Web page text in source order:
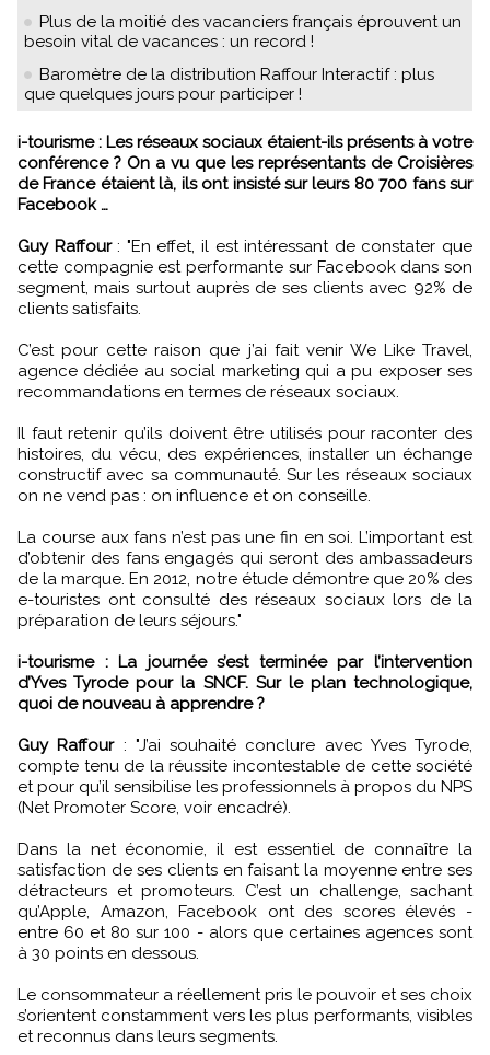
Plus de la moitié des vacanciers français éprouvent un
besoin vital de vacances : un record !
Baromètre de la distribution Raffour Interactif : plus
que quelques jours pour participer !
i-tourisme : Les réseaux sociaux étaient-ils présents à votre
conférence ? On a vu que les représentants de Croisières
de France étaient là, ils ont insisté sur leurs 80 700 fans sur
Facebook …
Guy Raffour: "En effet, il est intéressant de constater que
cette compagnie est performante sur Facebook dans son
segment, mais surtout auprès de ses clients avec 92% de
clients satisfaits.
C’est pour cette raison que j’ai fait venir We Like Travel,
agence dédiée au social marketing qui a pu exposer ses
recommandations en termes de réseaux sociaux.
Il faut retenir qu’ils doivent être utilisés pour raconter des
histoires, du vécu, des expériences, installer un échange
constructif avec sa communauté. Sur les réseaux sociaux
on ne vend pas : on influence et on conseille.
La course aux fans n’est pas une fin en soi. L’important est
d’obtenir des fans engagés qui seront des ambassadeurs
de la marque. En 2012, notre étude démontre que 20% des
e-touristes ont consulté des réseaux sociaux lors de la
préparation de leurs séjours."
i-tourisme : La journée s’est terminée par l’intervention
d’Yves Tyrode pour la SNCF. Sur le plan technologique,
quoi de nouveau à apprendre ?
Guy Raffour: "J’ai souhaité conclure avec Yves Tyrode,
compte tenu de la réussite incontestable de cette société
et pour qu’il sensibilise les professionnels à propos du NPS
(Net Promoter Score, voir encadré).
Dans la net économie, il est essentiel de connaître la
satisfaction de ses clients en faisant la moyenne entre ses
détracteurs et promoteurs. C’est un challenge, sachant
qu’Apple, Amazon, Facebook ont des scores élevés -
entre 60 et 80 sur 100 - alors que certaines agences sont
à 30 points en dessous.
Le consommateur a réellement pris le pouvoir et ses choix
s’orientent constamment vers les plus performants, visibles
et reconnus dans leurs segments.